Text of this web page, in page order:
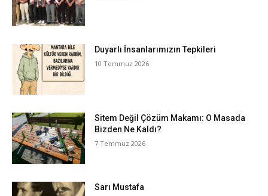
Duyarlı İnsanlarımızın Tepkileri
10 Temmuz 2026
Sitem Değil Çözüm Makamı: O Masada
Bizden Ne Kaldı?
7 Temmuz 2026
Sarı Mustafa